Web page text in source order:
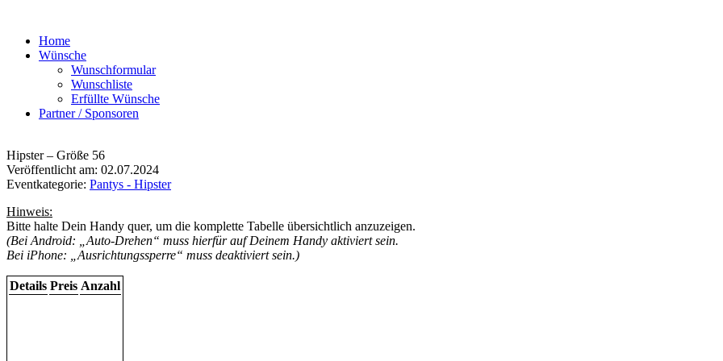
Home
Wünsche
Wunschformular
Wunschliste
Erfüllte Wünsche
Partner / Sponsoren
Hipster – Größe 56
Veröffentlicht am: 02.07.2024
Eventkategorie: Pantys - Hipster
Hinweis:
Bitte halte Dein Handy quer, um die komplette Tabelle übersichtlich anzuzeigen.
(Bei Android: „Auto-Drehen“ muss hierfür auf Deinem Handy aktiviert sein.
Bei iPhone: „Ausrichtungssperre“ muss deaktiviert sein.)
Details Preis Anzahl